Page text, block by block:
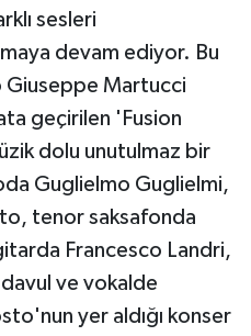
sesleri
devam ediyor. Bu
Giuseppe Martucci
geçirilen 'Fusion
dolu unutulmaz bir
Guglielmo Guglielmi,
tenor saksafonda
Francesco Landri,
ve vokalde
yer aldığı konser